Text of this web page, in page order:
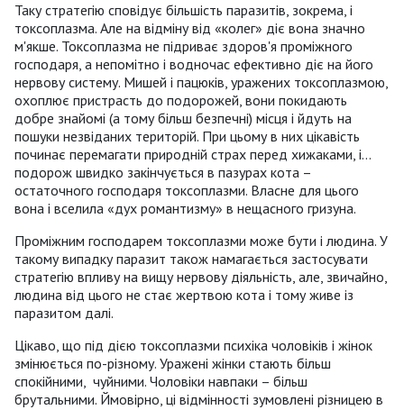
Таку стратегію сповідує більшість паразитів, зокрема, і
токсоплазма. Але на відміну від «колег» діє вона значно
м'якше. Токсоплазма не підриває здоров'я проміжного
господаря, а непомітно і водночас ефективно діє на його
нервову систему. Мишей і пацюків, уражених токсоплазмою,
охоплює пристрасть до подорожей, вони покидають
добре знайомі (а тому більш безпечні) місця і йдуть на
пошуки незвіданих територій. При цьому в них цікавість
починає перемагати природній страх перед хижаками, і…
подорож швидко закінчується в пазурах кота –
остаточного господаря токсоплазми. Власне для цього
вона і вселила «дух романтизму» в нещасного гризуна.
Проміжним господарем токсоплазми може бути і людина. У
такому випадку паразит також намагається застосувати
стратегію впливу на вищу нервову діяльність, але, звичайно,
людина від цього не стає жертвою кота і тому живе із
паразитом далі.
Цікаво, що під дією токсоплазми психіка чоловіків і жінок
змінюється по-різному. Уражені жінки стають більш
спокійними, чуйними. Чоловіки навпаки – більш
брутальними. Ймовірно, ці відмінності зумовлені різницею в